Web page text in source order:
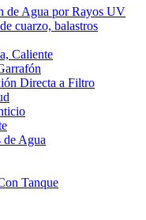
de Agua por Rayos UV
cuarzo, balastros
Caliente
Directa a Filtro
de Agua
Tanque